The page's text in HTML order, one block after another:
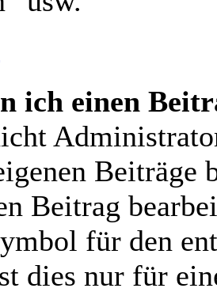
ich einen
Beiträge
Beitrag
für den
dies nur für